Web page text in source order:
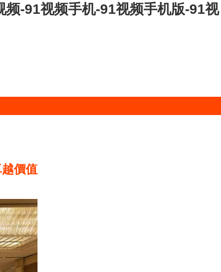
-91视频手机-91视频手机版-91视
價值